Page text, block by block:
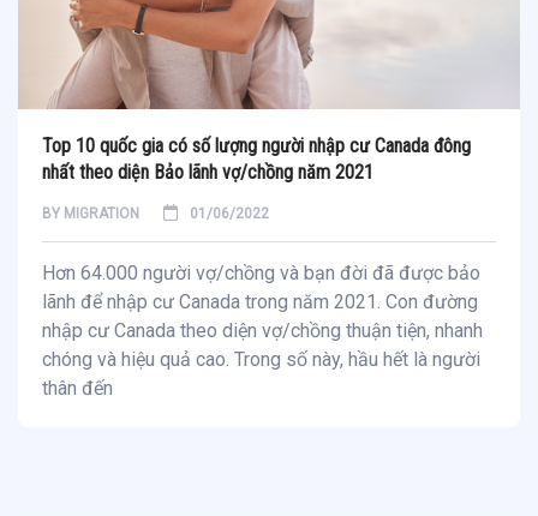
Top 10 quốc gia có số lượng người nhập cư Canada đông
nhất theo diện Bảo lãnh vợ/chồng năm 2021
BY MIGRATION 01/06/2022
Hơn 64.000 người vợ/chồng và bạn đời đã được bảo
lãnh để nhập cư Canada trong năm 2021. Con đường
nhập cư Canada theo diện vợ/chồng thuận tiện, nhanh
chóng và hiệu quả cao. Trong số này, hầu hết là người
thân đến